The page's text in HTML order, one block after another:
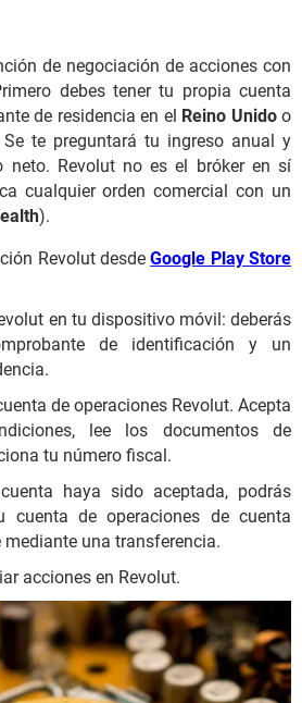
de negociación de acciones con
debes tener tu propia cuenta
de residencia en el Reino Unidoo
te preguntará tu ingreso anual y
neto. Revolut no es el bróker en sí
cualquier orden comercial con un
).
Revolut desdeGoogle Play Store
en tu dispositivo móvil: deberás
de identificación y un
de operaciones Revolut. Acepta
lee los documentos de
tu número fiscal.
haya sido aceptada, podrás
cuenta de operaciones de cuenta
mediante una transferencia.
acciones en Revolut.